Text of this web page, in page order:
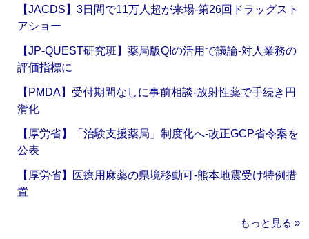
【JACDS】3日間で11万人超が来場‐第26回ドラッグスト
アショー
【JP-QUEST研究班】薬局版QIの活用で議論‐対人業務の
評価指標に
【PMDA】受付期間なしに事前相談‐放射性薬で手続き円
滑化
【厚労省】「治験支援薬局」制度化へ‐改正GCP省令案を
公表
【厚労省】医療用麻薬の県境移動可‐熊本地震受け特例措
置
もっと見る »